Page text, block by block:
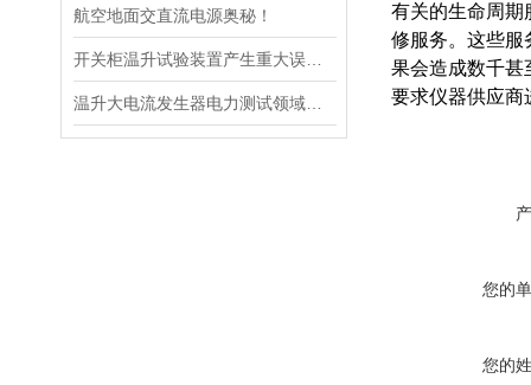
航空地面交直流电源奥秘！
有关的生命周期
修服务。这些服
果会造成数千甚
要求仪器供应商
您的
您的